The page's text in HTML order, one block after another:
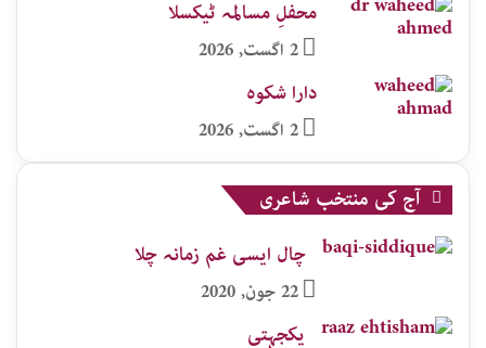
محفلِ مسالمہ ٹیکسلا
2 اگست, 2026
دارا شکوہ
2 اگست, 2026
آج کی منتخب شاعری
چال ایسی غم زمانہ چلا
22 جون, 2020
یکجہتی